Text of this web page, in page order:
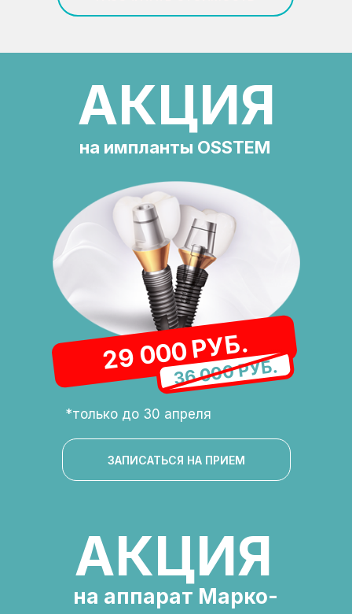
*только до 30 апреля
АКЦИЯ
на импланты OSSTEM
ЗАПИСАТЬСЯ НА ПРИЕМ
36 000 РУБ.
29 000 РУБ.
АКЦИЯ
на аппарат Марко-